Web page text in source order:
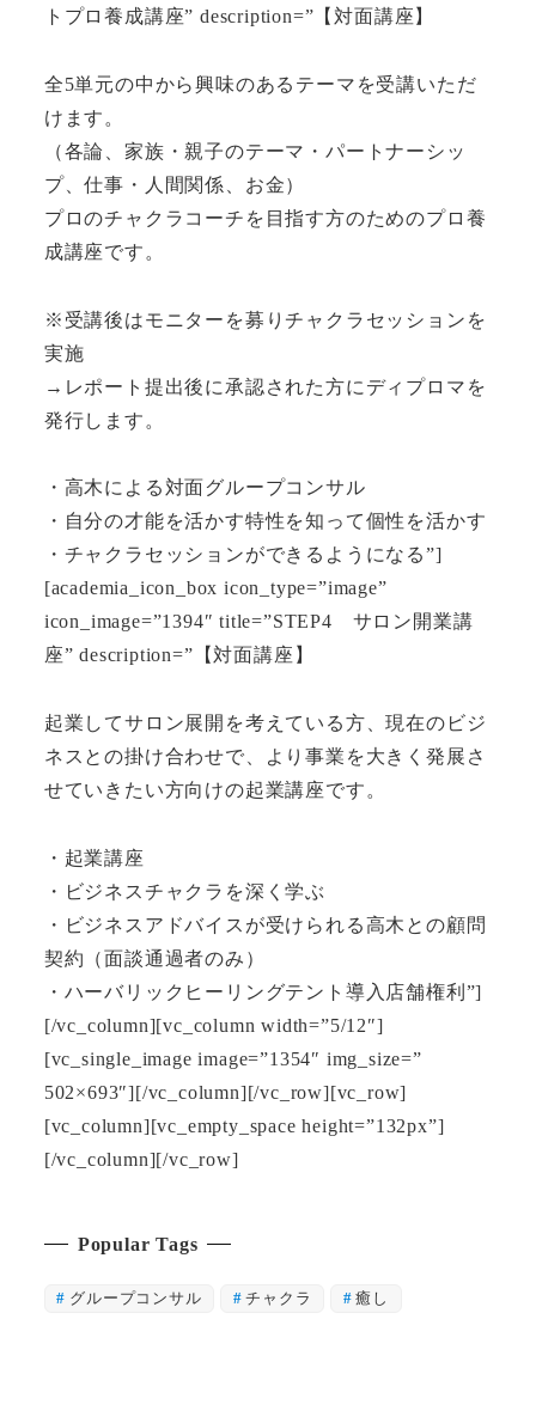
トプロ養成講座” description=”【対面講座】
全5単元の中から興味のあるテーマを受講いただ
けます。
（各論、家族・親子のテーマ・パートナーシッ
プ、仕事・人間関係、お金）
プロのチャクラコーチを目指す方のためのプロ養
成講座です。
※受講後はモニターを募りチャクラセッションを
実施
→レポート提出後に承認された方にディプロマを
発行します。
・高木による対面グループコンサル
・自分の才能を活かす特性を知って個性を活かす
・チャクラセッションができるようになる”]
[academia_icon_box icon_type=”image”
icon_image=”1394″ title=”STEP4 サロン開業講
座” description=”【対面講座】
起業してサロン展開を考えている方、現在のビジ
ネスとの掛け合わせで、より事業を大きく発展さ
せていきたい方向けの起業講座です。
・起業講座
・ビジネスチャクラを深く学ぶ
・ビジネスアドバイスが受けられる高木との顧問
契約（面談通過者のみ）
・ハーバリックヒーリングテント導入店舗権利”]
[/vc_column][vc_column width=”5/12″]
[vc_single_image image=”1354″ img_size=”
502×693″][/vc_column][/vc_row][vc_row]
[vc_column][vc_empty_space height=”132px”]
[/vc_column][/vc_row]
Popular Tags
グループコンサル チャクラ 癒し